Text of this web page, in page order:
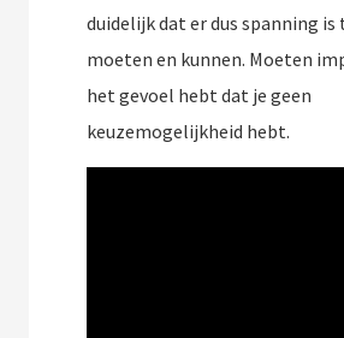
duidelijk dat er dus spanning is
moeten en kunnen. Moeten
het gevoel hebt dat je geen
keuzemogelijkheid hebt.